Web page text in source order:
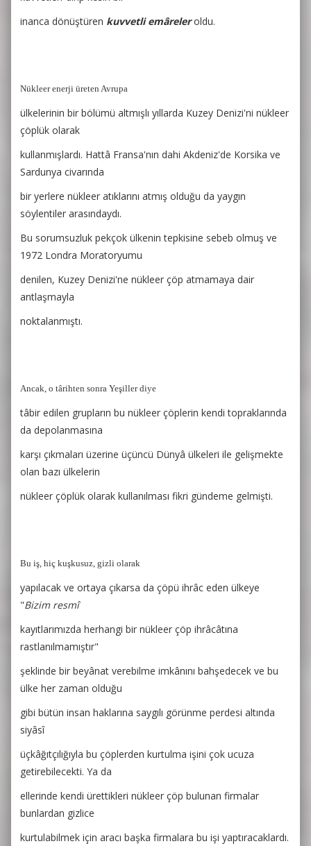
inanca dönüştüren kuvvetli emâreleroldu.
Nükleer enerji üreten Avrupa
ülkelerinin bir bölümü altmışlı yıllarda Kuzey Denizi'ni nükleer
çöplük olarak
kullanmışlardı. Hattâ Fransa'nın dahi Akdeniz'de Korsika ve
Sardunya civarında
bir yerlere nükleer atıklarını atmış olduğu da yaygın
söylentiler arasındaydı.
Bu sorumsuzluk pekçok ülkenin tepkisine sebeb olmuş ve
1972 Londra Moratoryumu
denilen, Kuzey Denizi'ne nükleer çöp atmamaya dair
antlaşmayla
noktalanmıştı.
Ancak, o târihten sonra Yeşiller diye
tâbir edilen grupların bu nükleer çöplerin kendi topraklarında
da depolanmasına
karşı çıkmaları üzerine üçüncü Dünyâ ülkeleri ile gelişmekte
olan bazı ülkelerin
nükleer çöplük olarak kullanılması fikri gündeme gelmişti.
Bu iş, hiç kuşkusuz, gizli olarak
yapılacak ve ortaya çıkarsa da çöpü ihrâc eden ülkeye
"Bizim resmî
kayıtlarımızda herhangi bir nükleer çöp ihrâcâtına
rastlanılmamıştır"
şeklinde bir beyânat verebilme imkânını bahşedecek ve bu
ülke her zaman olduğu
gibi bütün insan haklarına saygılı görünme perdesi altında
siyâsî
üçkâğıtçılığıyla bu çöplerden kurtulma işini çok ucuza
getirebilecekti. Ya da
ellerinde kendi ürettikleri nükleer çöp bulunan firmalar
bunlardan gizlice
kurtulabilmek için aracı başka firmalara bu işi yaptıracaklardı.